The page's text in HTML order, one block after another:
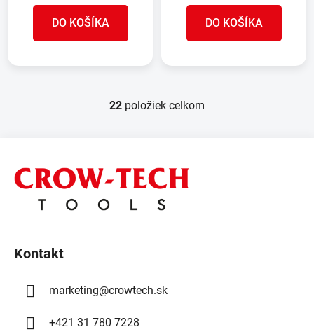
DO KOŠÍKA DO KOŠÍKA
O
d
a
c
v
k
22 položiek celkom
Kontakt
marketing@crowtech.sk
+421 31 780 7228